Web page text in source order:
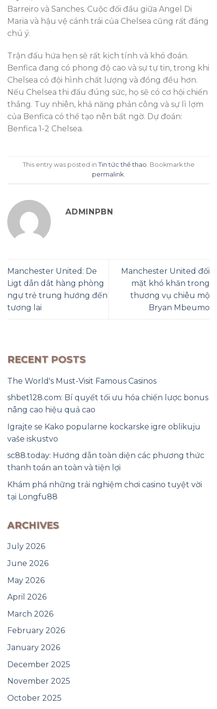
Barreiro và Sanches. Cuộc đối đầu giữa Angel Di
Maria và hậu vệ cánh trái của Chelsea cũng rất đáng
chú ý.
Trận đấu hứa hẹn sẽ rất kịch tính và khó đoán.
Benfica đang có phong độ cao và sự tự tin, trong khi
Chelsea có đội hình chất lượng và đồng đều hơn.
Nếu Chelsea thi đấu đúng sức, họ sẽ có cơ hội chiến
thắng. Tuy nhiên, khả năng phản công và sự lì lợm
của Benfica có thể tạo nên bất ngờ. Dự đoán:
Benfica 1-2 Chelsea.
This entry was posted in Tin tức thể thao . Bookmark the
permalink
ADMINPBN
Manchester United: De
Ligt dẫn dắt hàng phòng
ngự trẻ trung hướng đến
tương lai
Manchester United đối
mặt khó khăn trong
thương vụ chiêu mộ
Bryan Mbeumo
RECENT POSTS
The World's Must-Visit Famous Casinos
shbet128.com: Bí quyết tối ưu hóa chiến lược bonus
nâng cao hiệu quả cao
Igrajte se Kako popularne kockarske igre oblikuju
vaše iskustvo
sc88.today: Hướng dẫn toàn diện các phương thức
thanh toán an toàn và tiện lợi
Khám phá những trải nghiệm chơi casino tuyệt vời
tại Longfu88
ARCHIVES
July 2026
June 2026
May 2026
April 2026
March 2026
February 2026
January 2026
December 2025
November 2025
October 2025